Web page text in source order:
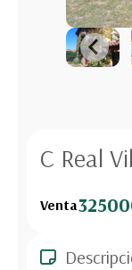
C Real
Venta